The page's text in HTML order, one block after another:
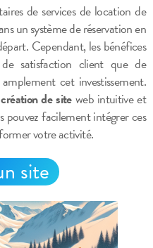
de services de location de
un système de réservation en
Cependant, les bénéfices
satisfaction client que de
cet investissement.
de siteweb intuitive et
pouvez facilement intégrer ces
votre activité.
site